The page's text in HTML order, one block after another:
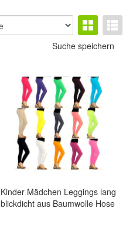
Suche speichern
Kinder Mädchen Leggings lang
blickdicht aus Baumwolle Hose